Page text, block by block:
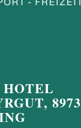
HOTEL
8973